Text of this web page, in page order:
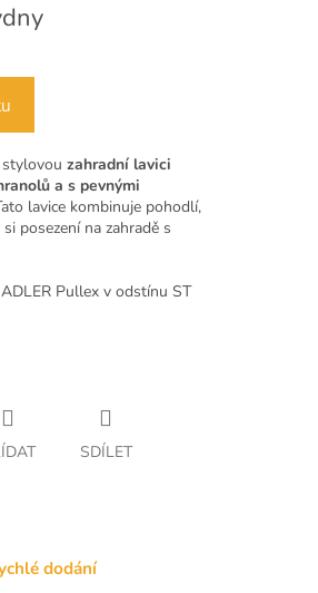
zahradní lavici
a s pevnými
lavice kombinuje pohodlí,
posezení na zahradě s
Pullex v odstínu ST
SDÍLET
dodání